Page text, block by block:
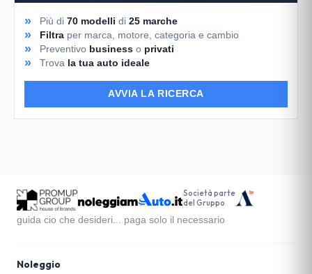
Più di 70 modelli di 25 marche
Filtraper marca, motore, categoria e cambio
Preventivo businesso privati
Trova la tua auto ideale
AVVIA LA RICERCA
Società parte
del Gruppo
guida cio che desideri... paga solo il necessario
Noleggio